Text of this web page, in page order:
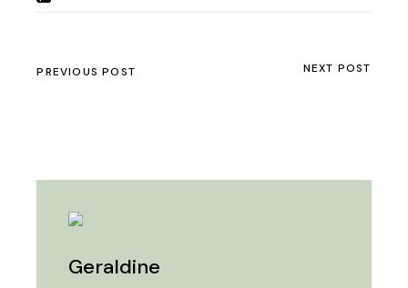
PREVIOUS POST NEXT POST
Geraldine